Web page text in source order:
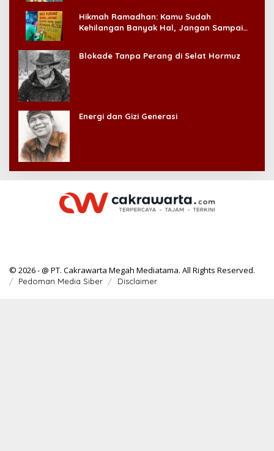
Hikmah Ramadhan: Kamu Sudah
Kehilangan Banyak Hal, Jangan Sampai
Blokade Tanpa Perang di Selat Hormuz
Energi dan Gizi Generasi
© 2026 - @ PT. Cakrawarta Megah Mediatama. All Rights Reserved.
Pedoman Media Siber Disclaimer